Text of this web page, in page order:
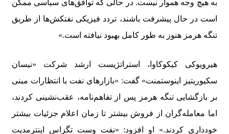
به هیچ وجه هموار نیست. در حالی که توافق‌های سیاسی ممکن
است در حال پیشرفت باشند، تردد فیزیکی نفتکش‌ها از طریق
تنگه هرمز هنوز به طور کامل بهبود نیافته است.»
هیرویوکی کیکوکاوا، استراتژیست ارشد شرکت «نیسان
سکیوریتیز اینوستمنت» گفت: «بازارهای نفت با انتظارات مبنی
بر بازگشایی تنگه هرمز پس از تفاهم‌نامه، عقب‌نشینی کردند،
اما معامله‌گران از فروش بیشتر تا زمان اعلام جزئیات بیشتر
خودداری کردند.» او افزود: «نفت وست تگزاس اینترمدیت